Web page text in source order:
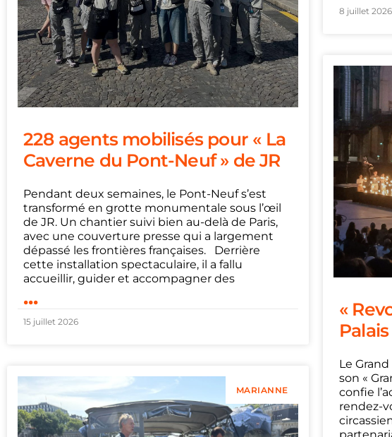
228 agents mobilisés pour « La
Caverne du Pont-Neuf » de JR
Pendant deux semaines, le Pont-Neuf s’est
transformé en grotte monumentale sous l’œil
de JR. Un chantier suivi bien au-delà de Paris,
avec une couverture presse qui a largement
dépassé les frontières françaises. Derrière
cette installation spectaculaire, il a fallu
accueillir, guider et accompagner des
...
15 juillet 2026
8 juillet 2026
MARIANNE
«
Le
son «
confie
rendez-